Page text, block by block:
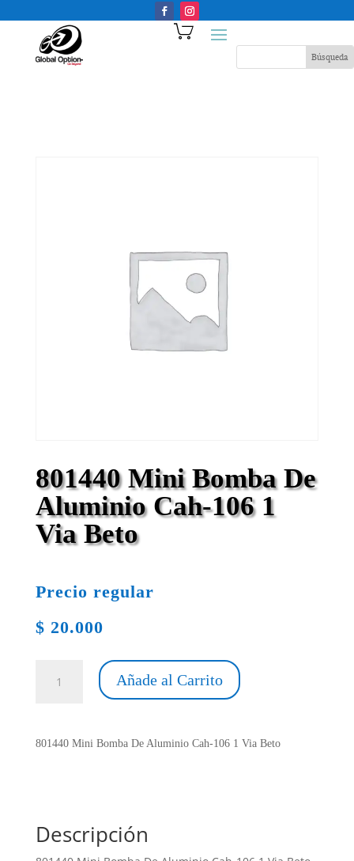
801440 Mini Bomba De
Aluminio Cah-106 1
Via Beto
Precio regular
$ 20.000
Aluminio
Beto
Añade al Carrito
801440 Mini Bomba De Aluminio Cah-106 1 Via Beto
Descripción